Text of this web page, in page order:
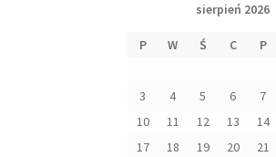
sierpień 2026
P W Ś C P
3
4 5 6 7
10
11 12 13 14
17
18 19 20 21